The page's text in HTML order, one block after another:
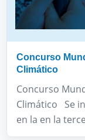
Concurso
Climático
Concurso
Climático Se
en la en la